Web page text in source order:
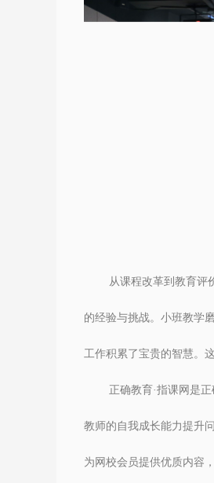
从课程改革到教育评
的经验与挑战。小班教学
工作积累了宝贵的智慧。
正确教育 ·指课网是
教师的自我成长能力提升
为网校会员提供优质内容